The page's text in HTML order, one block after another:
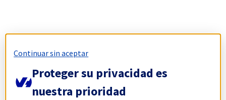
Continuar sin aceptar
Proteger su privacidad es
nuestra prioridad